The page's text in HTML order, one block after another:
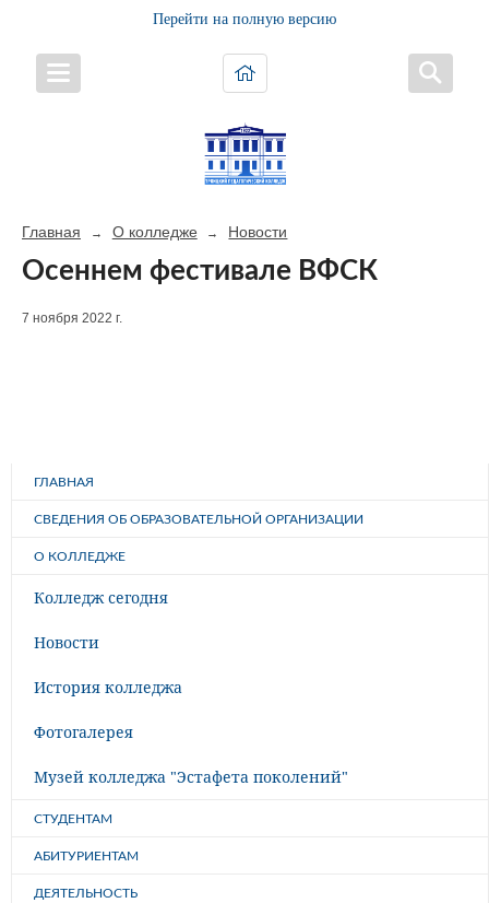
Перейти на полную версию
Главная → О колледже → Новости
Осеннем фестивале ВФСК
7 ноября 2022 г.
ГЛАВНАЯ
СВЕДЕНИЯ ОБ ОБРАЗОВАТЕЛЬНОЙ ОРГАНИЗАЦИИ
О КОЛЛЕДЖЕ
Колледж сегодня
Новости
История колледжа
Фотогалерея
Музей колледжа "Эстафета поколений"
СТУДЕНТАМ
АБИТУРИЕНТАМ
ДЕЯТЕЛЬНОСТЬ